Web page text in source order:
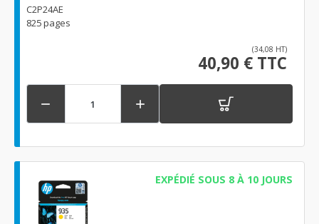
C2P24AE
825 pages
(34,08 HT)
40,90 € TTC
 
EXPÉDIÉ SOUS 8 À 10 JOURS